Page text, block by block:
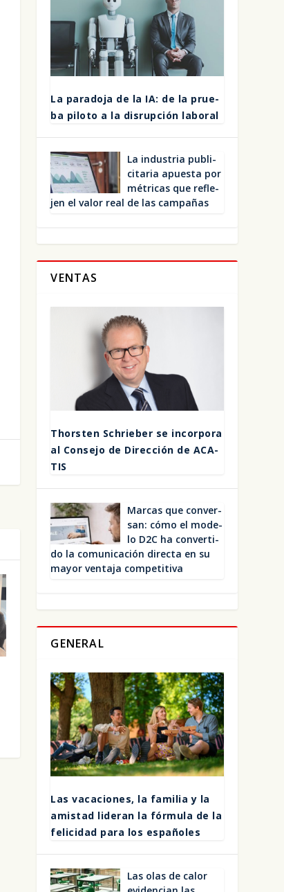
La para­do­ja de la IA: de la prue­
ba pilo­to a la dis­rup­ción labo­ral
La indus­tria publi­
ci­ta­ria apues­ta por
métri­cas que refle­
jen el valor real de las cam­pa­ñas
VENTAS
Thors­ten Schrie­ber se incor­po­ra
al Con­se­jo de Direc­ción de ACA­
TIS
Mar­cas que con­ver­
san: cómo el mode­
lo D2C ha con­ver­ti­
do la comu­ni­ca­ción direc­ta en su
mayor ven­ta­ja com­pe­ti­ti­va
GENERAL
Las vaca­cio­nes, la fami­lia y la
amis­tad lide­ran la fór­mu­la de la
feli­ci­dad para los espa­ño­les
Las olas de calor